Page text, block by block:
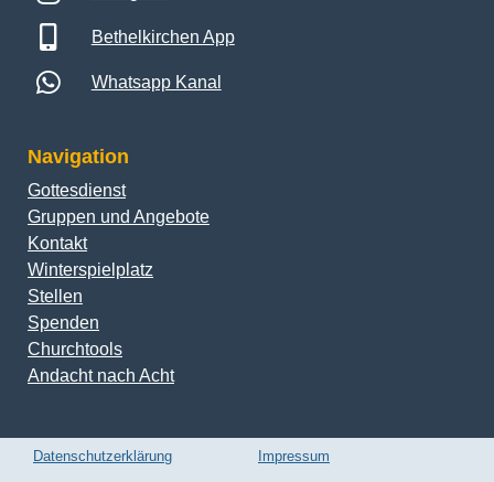
Bethelkirchen App
Whatsapp Kanal
Navigation
Gottesdienst
Gruppen und Angebote
Kontakt
Winterspielplatz
Stellen
Spenden
Churchtools
Andacht nach Acht
Datenschutzerklärung Impressum